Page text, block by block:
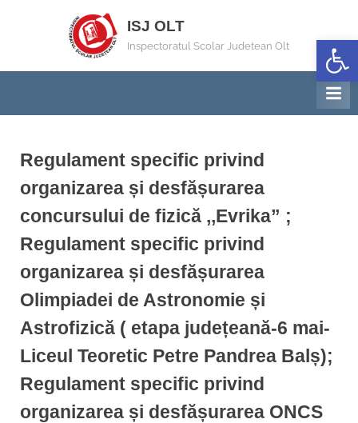
ISJ OLT
Inspectoratul Scolar Judetean Olt
Regulament specific privind
organizarea și desfășurarea
concursului de fizică ,,Evrika” ;
Regulament specific privind
organizarea și desfășurarea
Olimpiadei de Astronomie și
Astrofizică ( etapa județeană-6 mai-
Liceul Teoretic Petre Pandrea Balș);
Regulament specific privind
organizarea și desfășurarea ONCS